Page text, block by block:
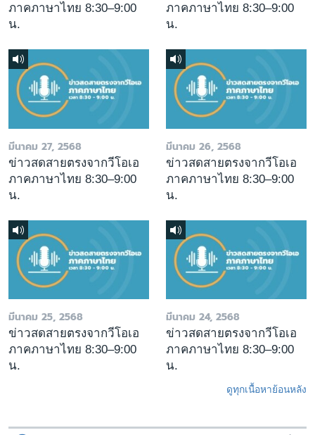
ภาคภาษาไทย 8:30–9:00
น.
ภาคภาษาไทย 8:30–9:00
น.
มีนาคม 27, 2568
ข่าวสดสายตรงจากวีโอเอ
ภาคภาษาไทย 8:30–9:00
น.
มีนาคม 26, 2568
ข่าวสดสายตรงจากวีโอเอ
ภาคภาษาไทย 8:30–9:00
น.
มีนาคม 25, 2568
ข่าวสดสายตรงจากวีโอเอ
ภาคภาษาไทย 8:30–9:00
น.
มีนาคม 24, 2568
ข่าวสดสายตรงจากวีโอเอ
ภาคภาษาไทย 8:30–9:00
น.
ดูทุกเนื้อหาย้อนหลัง